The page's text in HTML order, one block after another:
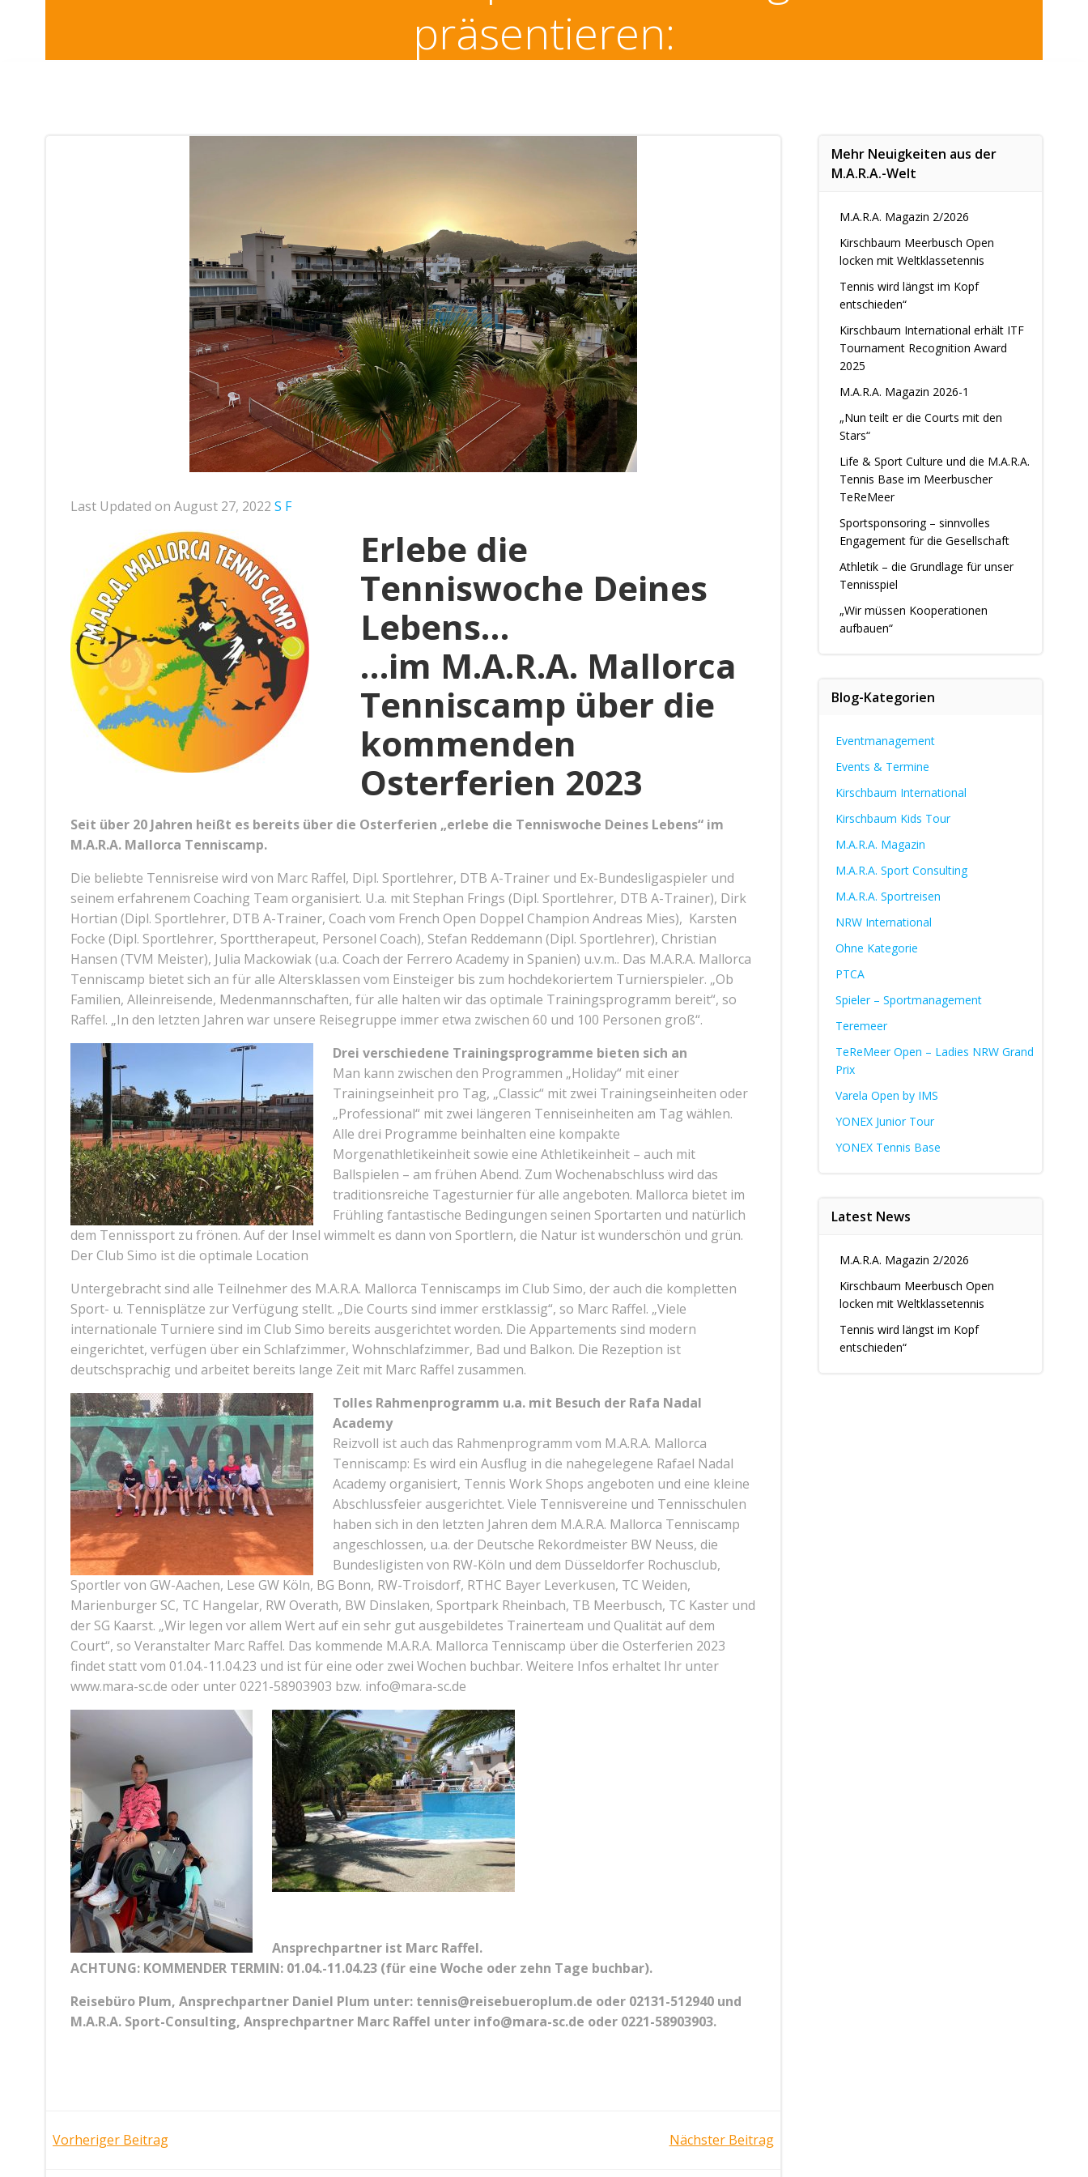
präsentieren:
Last Updated on August 27, 2022 S F
Erlebe die
Tenniswoche Deines
Lebens…
…im M.A.R.A. Mallorca
Tenniscamp über die
kommenden
Osterferien 2023
Seit über 20 Jahren heißt es bereits über die Osterferien „erlebe die Tenniswoche Deines Lebens“ im
M.A.R.A. Mallorca Tenniscamp.
Die beliebte Tennisreise wird von Marc Raffel, Dipl. Sportlehrer, DTB A-Trainer und Ex-Bundesligaspieler und
seinem erfahrenem Coaching Team organisiert. U.a. mit Stephan Frings (Dipl. Sportlehrer, DTB A-Trainer), Dirk
Hortian (Dipl. Sportlehrer, DTB A-Trainer, Coach vom French Open Doppel Champion Andreas Mies), Karsten
Focke (Dipl. Sportlehrer, Sporttherapeut, Personel Coach), Stefan Reddemann (Dipl. Sportlehrer), Christian
Hansen (TVM Meister), Julia Mackowiak (u.a. Coach der Ferrero Academy in Spanien) u.v.m.. Das M.A.R.A. Mallorca
Tenniscamp bietet sich an für alle Altersklassen vom Einsteiger bis zum hochdekoriertem Turnierspieler. „Ob
Familien, Alleinreisende, Medenmannschaften, für alle halten wir das optimale Trainingsprogramm bereit“, so
Raffel. „In den letzten Jahren war unsere Reisegruppe immer etwa zwischen 60 und 100 Personen groß“.
Drei verschiedene Trainingsprogramme bieten sich an
Man kann zwischen den Programmen „Holiday“ mit einer
Trainingseinheit pro Tag, „Classic“ mit zwei Trainingseinheiten oder
„Professional“ mit zwei längeren Tenniseinheiten am Tag wählen.
Alle drei Programme beinhalten eine kompakte
Morgenathletikeinheit sowie eine Athletikeinheit – auch mit
Ballspielen – am frühen Abend. Zum Wochenabschluss wird das
traditionsreiche Tagesturnier für alle angeboten. Mallorca bietet im
Frühling fantastische Bedingungen seinen Sportarten und natürlich
dem Tennissport zu frönen. Auf der Insel wimmelt es dann von Sportlern, die Natur ist wunderschön und grün.
Der Club Simo ist die optimale Location
Untergebracht sind alle Teilnehmer des M.A.R.A. Mallorca Tenniscamps im Club Simo, der auch die kompletten
Sport- u. Tennisplätze zur Verfügung stellt. „Die Courts sind immer erstklassig“, so Marc Raffel. „Viele
internationale Turniere sind im Club Simo bereits ausgerichtet worden. Die Appartements sind modern
eingerichtet, verfügen über ein Schlafzimmer, Wohnschlafzimmer, Bad und Balkon. Die Rezeption ist
deutschsprachig und arbeitet bereits lange Zeit mit Marc Raffel zusammen.
Tolles Rahmenprogramm u.a. mit Besuch der Rafa Nadal
Academy
Reizvoll ist auch das Rahmenprogramm vom M.A.R.A. Mallorca
Tenniscamp: Es wird ein Ausflug in die nahegelegene Rafael Nadal
Academy organisiert, Tennis Work Shops angeboten und eine kleine
Abschlussfeier ausgerichtet. Viele Tennisvereine und Tennisschulen
haben sich in den letzten Jahren dem M.A.R.A. Mallorca Tenniscamp
angeschlossen, u.a. der Deutsche Rekordmeister BW Neuss, die
Bundesligisten von RW-Köln und dem Düsseldorfer Rochusclub,
Sportler von GW-Aachen, Lese GW Köln, BG Bonn, RW-Troisdorf, RTHC Bayer Leverkusen, TC Weiden,
Marienburger SC, TC Hangelar, RW Overath, BW Dinslaken, Sportpark Rheinbach, TB Meerbusch, TC Kaster und
der SG Kaarst. „Wir legen vor allem Wert auf ein sehr gut ausgebildetes Trainerteam und Qualität auf dem
Court“, so Veranstalter Marc Raffel. Das kommende M.A.R.A. Mallorca Tenniscamp über die Osterferien 2023
findet statt vom 01.04.-11.04.23 und ist für eine oder zwei Wochen buchbar. Weitere Infos erhaltet Ihr unter
www.mara-sc.de oder unter 0221-58903903 bzw. info@mara-sc.de
Ansprechpartner ist Marc Raffel.
ACHTUNG: KOMMENDER TERMIN: 01.04.-11.04.23 (für eine Woche oder zehn Tage buchbar).
Reisebüro Plum, Ansprechpartner Daniel Plum unter: tennis@reisebueroplum.de oder 02131-512940 und
M.A.R.A. Sport-Consulting, Ansprechpartner Marc Raffel unter info@mara-sc.de oder 0221-58903903.
Post
Vorheriger Beitrag Nächster Beitrag
Mehr Neuigkeiten aus der
M.A.R.A.-Welt
M.A.R.A. Magazin 2/2026
Kirschbaum Meerbusch Open
locken mit Weltklassetennis
Tennis wird längst im Kopf
entschieden“
Kirschbaum International erhält ITF
Tournament Recognition Award
2025
M.A.R.A. Magazin 2026-1
„Nun teilt er die Courts mit den
Stars“
Life & Sport Culture und die M.A.R.A.
Tennis Base im Meerbuscher
TeReMeer
Sportsponsoring – sinnvolles
Engagement für die Gesellschaft
Athletik – die Grundlage für unser
Tennisspiel
„Wir müssen Kooperationen
aufbauen“
Blog-Kategorien
Eventmanagement
Events & Termine
Kirschbaum International
Kirschbaum Kids Tour
M.A.R.A. Magazin
M.A.R.A. Sport Consulting
M.A.R.A. Sportreisen
NRW International
Ohne Kategorie
PTCA
Spieler – Sportmanagement
Teremeer
TeReMeer Open – Ladies NRW Grand
Prix
Varela Open by IMS
YONEX Junior Tour
YONEX Tennis Base
Latest News
M.A.R.A. Magazin 2/2026
Kirschbaum Meerbusch Open
locken mit Weltklassetennis
Tennis wird längst im Kopf
entschieden“